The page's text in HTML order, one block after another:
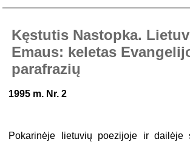
Kęstutis Nastopka.
Emaus: keletas
parafrazių
1995 m. Nr. 2
Pokarinėje lietuvių poezijoje ir dailėje